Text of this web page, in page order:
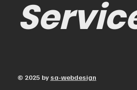
© 2025 by sa-webdesign